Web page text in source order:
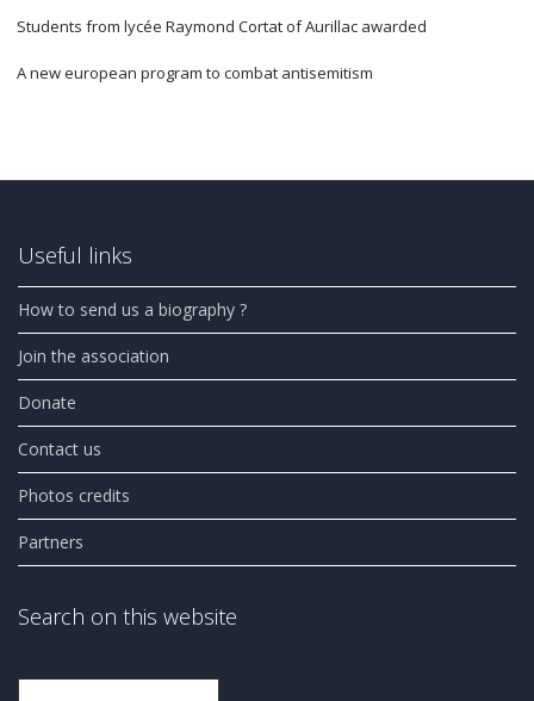
Students from lycée Raymond Cortat of Aurillac awarded
A new european program to combat antisemitism
Useful links
How to send us a biography ?
Join the association
Donate
Contact us
Photos credits
Partners
Search on this website